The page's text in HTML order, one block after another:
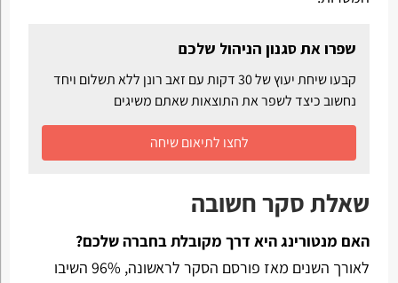
שפרו את סגנון הניהול שלכם
קבעו שיחת יעוץ של 30 דקות עם זאב רונן ללא תשלום ויחד
נחשוב כיצד לשפר את התוצאות שאתם משיגים
לחצו לתיאום שיחה
שאלת סקר חשובה
האם מנטורינג היא דרך מקובלת בחברה שלכם?
לאורך השנים מאז פורסם הסקר לראשונה, 96% השיבו